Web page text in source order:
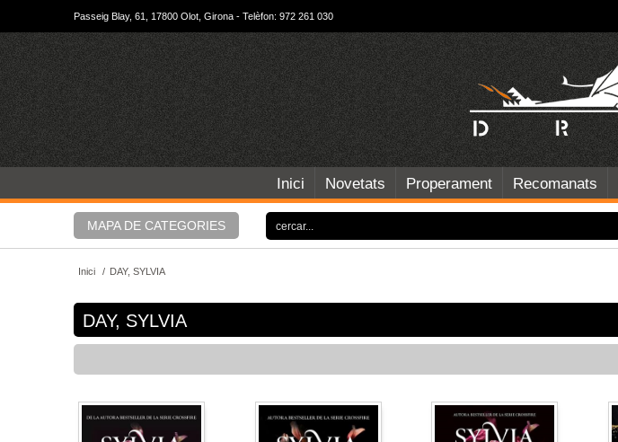
Passeig Blay, 61, 17800 Olot, Girona - Telèfon: 972 261 030
Inici Novetats Properament Recomanats
MAPA DE CATEGORIES
Inici / DAY, SYLVIA
DAY, SYLVIA